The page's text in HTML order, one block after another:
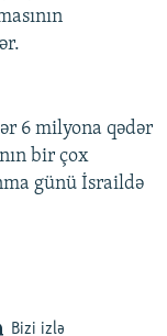
6 milyona qədər
bir çox
günü İsraildə
Bizi izlə